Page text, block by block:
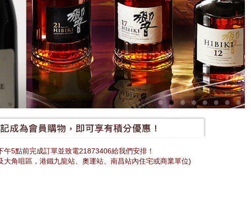
午5點前完成訂單並致電21873406給我們安排！
大角咀區，港鐵九龍站、奧運站、南昌站內住宅或商業單位)